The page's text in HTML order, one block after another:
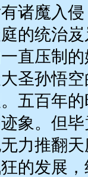
诸魔入
的统治
直压制
圣孙悟
五百年
象。但
力推翻
的发展